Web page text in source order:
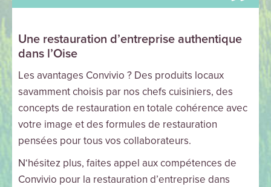
Une restauration d’entreprise authentique
dans l’Oise
Les avantages Convivio ? Des produits locaux
savamment choisis par nos chefs cuisiniers, des
concepts de restauration en totale cohérence avec
votre image et des formules de restauration
pensées pour tous vos collaborateurs.
N‘hésitez plus, faites appel aux compétences de
Convivio pour la restauration d’entreprise dans